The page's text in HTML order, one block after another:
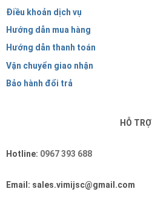
Điều khoản dịch vụ
Hướng dẫn mua hàng
Hướng dẫn thanh toán
Vận chuyển giao nhận
Bảo hành đổi trả
HỖ TRỢ
Hotline: 0967 393 688
Email: sales.vimijsc@gmail.com